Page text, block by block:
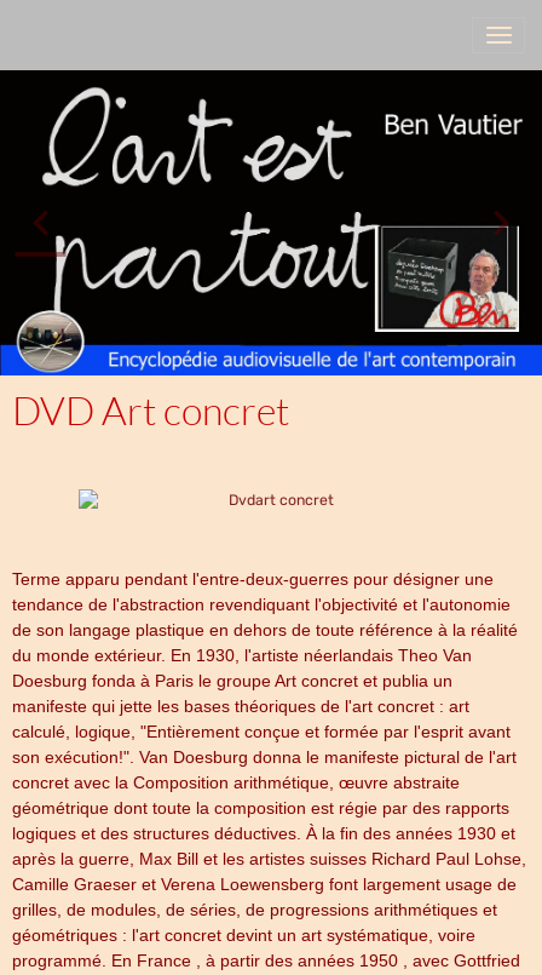
DVD Art concret
Terme apparu pendant l'entre-deux-guerres pour désigner une
tendance de l'abstraction revendiquant l'objectivité et l'autonomie
de son langage plastique en dehors de toute référence à la réalité
du monde extérieur. En 1930, l'artiste néerlandais Theo Van
Doesburg fonda à Paris le groupe Art concret et publia un
manifeste qui jette les bases théoriques de l'art concret : art
calculé, logique, "Entièrement conçue et formée par l'esprit avant
son exécution!". Van Doesburg donna le manifeste pictural de l'art
concret avec la Composition arithmétique, œuvre abstraite
géométrique dont toute la composition est régie par des rapports
logiques et des structures déductives. À la fin des années 1930 et
après la guerre, Max Bill et les artistes suisses Richard Paul Lohse,
Camille Graeser et Verena Loewensberg font largement usage de
grilles, de modules, de séries, de progressions arithmétiques et
géométriques : l'art concret devint un art systématique, voire
programmé. En France , à partir des années 1950 , avec Gottfried